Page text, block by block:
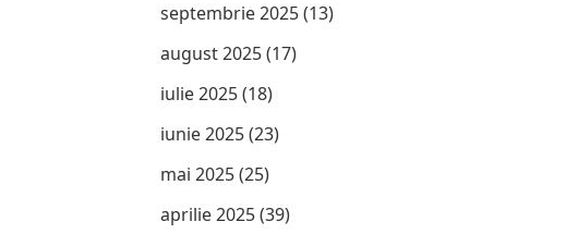
septembrie 2025(13)
august 2025(17)
iulie 2025(18)
iunie 2025(23)
mai 2025(25)
aprilie 2025(39)